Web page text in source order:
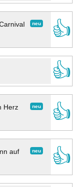
neu
👍
👍
neu
Herz
👍
neu
auf
👍